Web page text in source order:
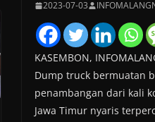
2023-07-03
KASEMBON,
Dump truck bermuatan
penambangan dari kali
Jawa Timur nyaris